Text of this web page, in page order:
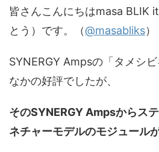
皆さんこんにちはmasa BLIK
とう）です。（@masabliks）
SYNERGY Ampsの「タメシ
なかの好評でしたが、
そのSYNERGY Ampsからス
ネチャーモデルのモジュール